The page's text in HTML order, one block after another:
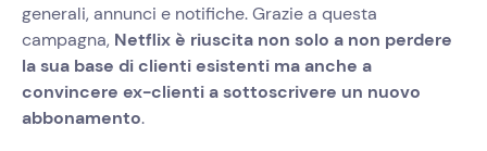
generali, annunci e notifiche. Grazie a questa
campagna, Netflix è riuscita non solo a non perdere
la sua base di clienti esistenti ma anche a
convincere ex-clienti a sottoscrivere un nuovo
abbonamento.